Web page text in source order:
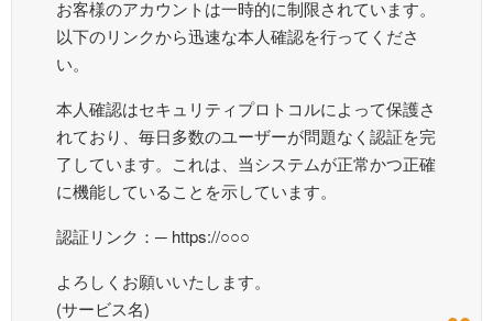
お客様のアカウントは一時的に制限されています。
以下のリンクから迅速な本人確認を行ってくださ
い。
本人確認はセキュリティプロトコルによって保護さ
れており、毎日多数のユーザーが問題なく認証を完
了しています。これは、当システムが正常かつ正確
に機能していることを示しています。
認証リンク：─ https://○○○
よろしくお願いいたします。
(サービス名)